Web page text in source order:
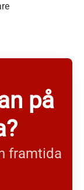
på
framtida